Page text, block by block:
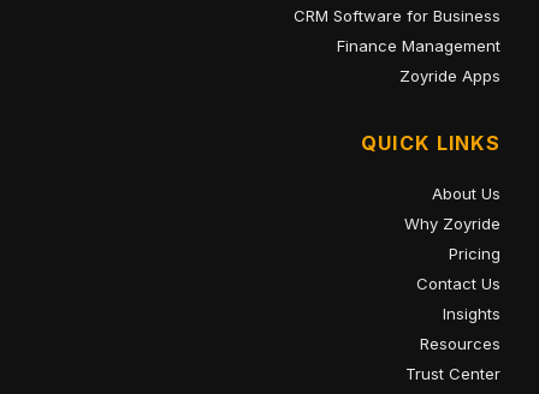
CRM Software for Business
Finance Management
Zoyride Apps
QUICK LINKS
About Us
Why Zoyride
Pricing
Contact Us
Insights
Resources
Trust Center